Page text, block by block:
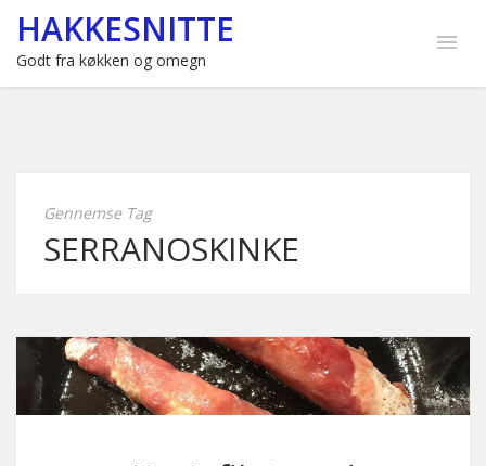
HAKKESNITTE
Godt fra køkken og omegn
Gennemse Tag
SERRANOSKINKE